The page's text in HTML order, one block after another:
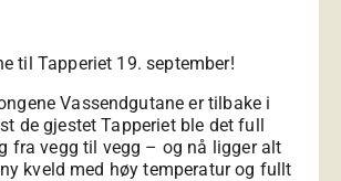
til Tapperiet 19. september!
Vassendgutane er tilbake i
de gjestet Tapperiet ble det full
fra vegg til vegg – og nå ligger alt
kveld med høy temperatur og fullt